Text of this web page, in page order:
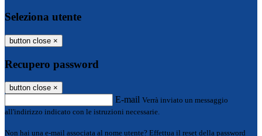
Seleziona utente
button close ×
Recupero password
button close ×
E-mail Verrà inviato un messaggio
all'indirizzo indicato con le istruzioni necessarie.
Non hai una e-mail associata al nome utente? Effettua il reset della password